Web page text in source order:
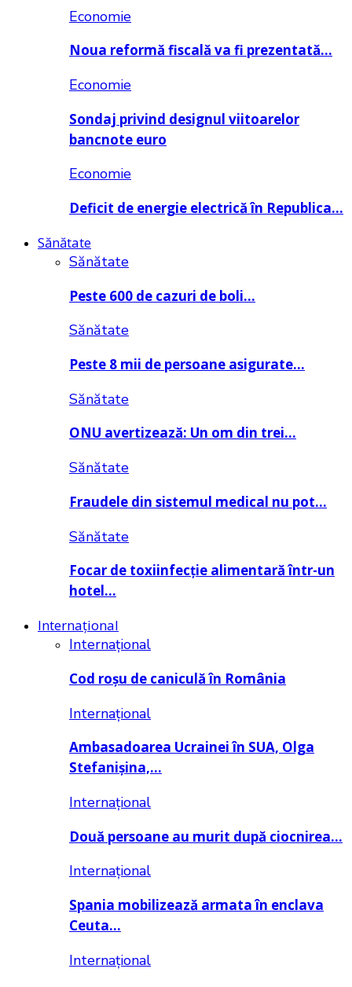
Economie
Noua reformă fiscală va fi prezentată…
Economie
Sondaj privind designul viitoarelor
bancnote euro
Economie
Deficit de energie electrică în Republica…
Sănătate
Sănătate
Peste 600 de cazuri de boli…
Sănătate
Peste 8 mii de persoane asigurate…
Sănătate
ONU avertizează: Un om din trei…
Sănătate
Fraudele din sistemul medical nu pot…
Sănătate
Focar de toxiinfecție alimentară într-un
hotel…
Internațional
Internațional
Cod roșu de caniculă în România
Internațional
Ambasadoarea Ucrainei în SUA, Olga
Stefanișina,…
Internațional
Două persoane au murit după ciocnirea…
Internațional
Spania mobilizează armata în enclava
Ceuta…
Internațional